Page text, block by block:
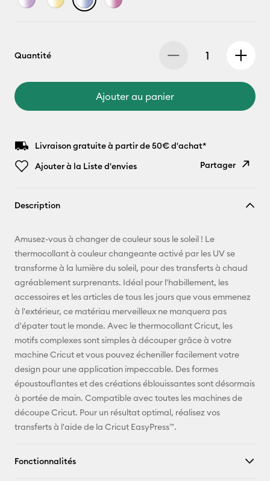
Quantité
Ajouter au panier
Livraison gratuite à partir de 50€ d'achat*
Ajouter à la Liste d'envies
Partager
E-mail
Pinterest
X
Description
Amusez-vous à changer de couleur sous le soleil ! Le
thermocollant à couleur changeante activé par les UV se
transforme à la lumière du soleil, pour des transferts à chaud
agréablement surprenants. Idéal pour l'habillement, les
accessoires et les articles de tous les jours que vous emmenez
à l'extérieur, ce matériau merveilleux ne manquera pas
d'épater tout le monde. Avec le thermocollant Cricut, les
motifs complexes sont simples à découper grâce à votre
machine Cricut et vous pouvez écheniller facilement votre
design pour une application impeccable. Des formes
époustouflantes et des créations éblouissantes sont désormais
à portée de main. Compatible avec toutes les machines de
découpe Cricut. Pour un résultat optimal, réalisez vos
transferts à l'aide de la Cricut EasyPress™.
Fonctionnalités